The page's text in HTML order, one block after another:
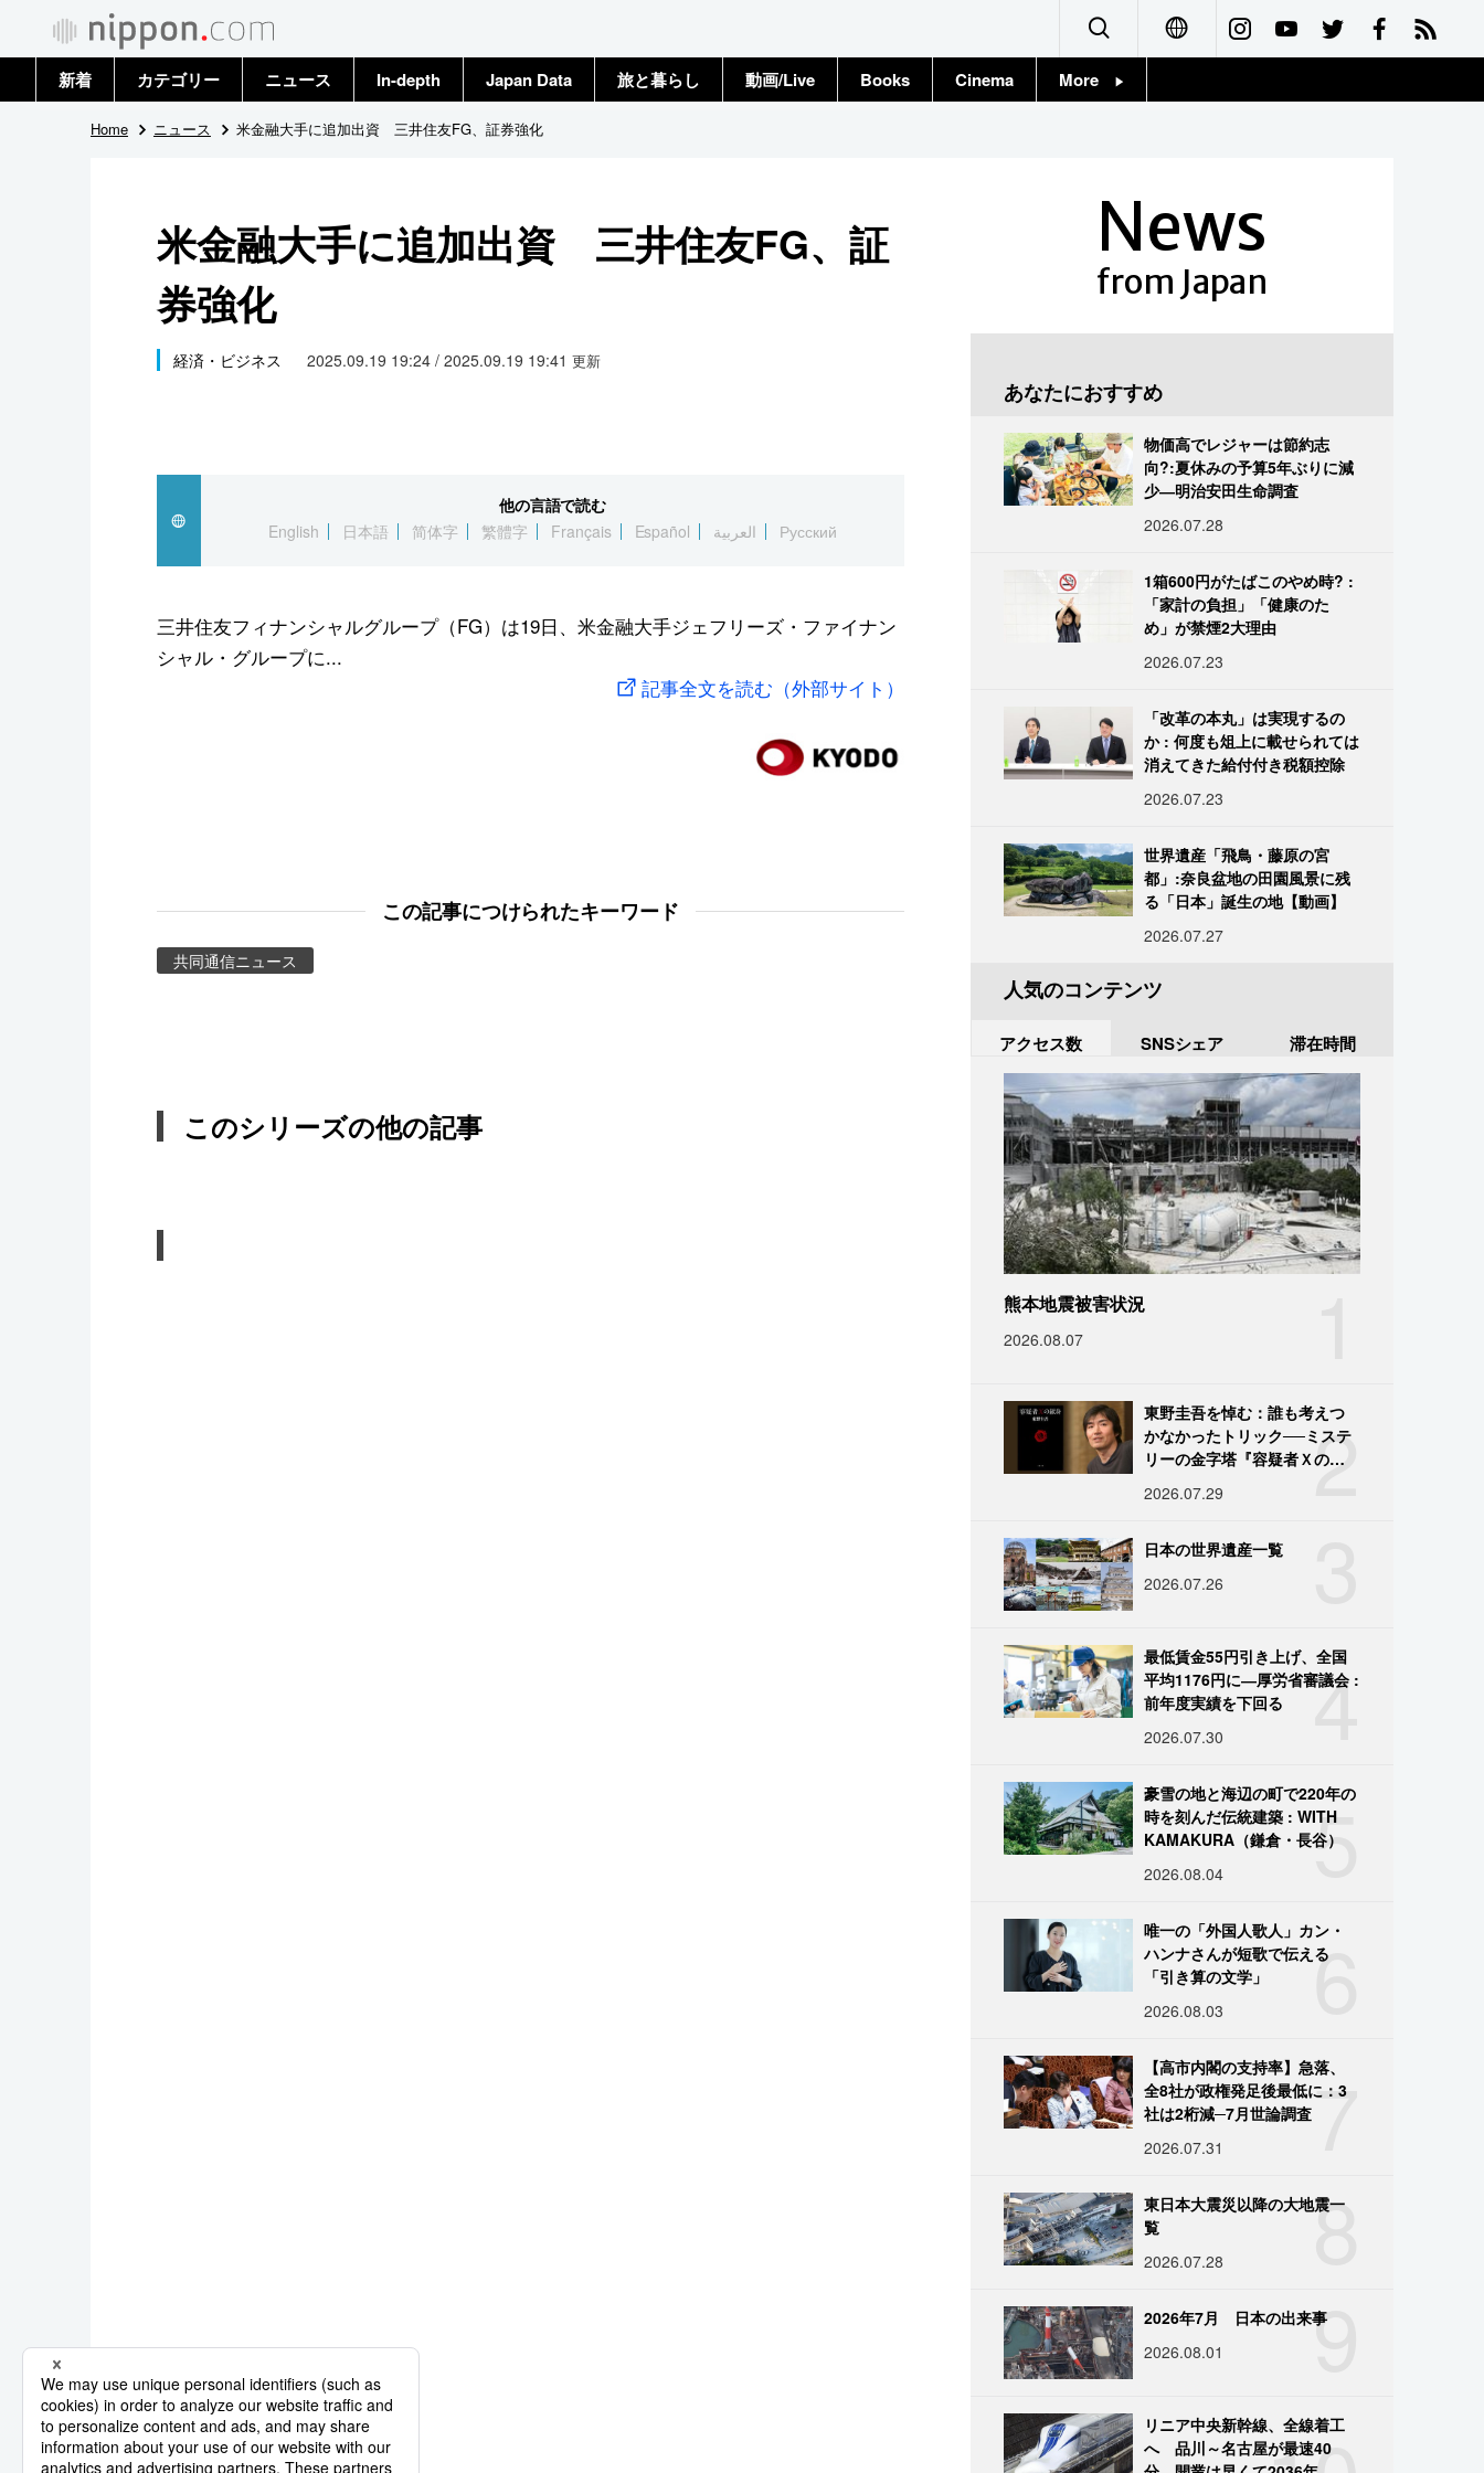
Français
新着 カテゴリー
政治・外交
国際
社会
文化
スポーツ・東京2020
ニュース
トップ
In-depth Japan Data 旅と暮らし 動画/Live Books Cinema More
Home ニュース 米金融大手に追加出資 三井住友FG、証券強化
米金融大手に追加出資 三井住友FG、証
券強化
経済・ビジネス 2025.09.19 19:24 / 2025.09.19 19:41 更新
他の言語で読む
English
日本語 简体字 繁體字 Français Español العربية Русский
三井住友フィナンシャルグループ（FG）は19日、米金融大手ジェフリーズ・ファイナン
シャル・グループに...
記事全文を読む（外部サイト）
この記事につけられたキーワード
共同通信ニュース
このシリーズの他の記事
News
from Japan
あなたにおすすめ
物価高でレジャーは節約志
向?:夏休みの予算5年ぶりに減
少―明治安田生命調査
2026.07.28
1箱600円がたばこのやめ時? :
「家計の負担」「健康のた
め」が禁煙2大理由
2026.07.23
「改革の本丸」は実現するの
か : 何度も俎上に載せられては
消えてきた給付付き税額控除
2026.07.23
世界遺産「飛鳥・藤原の宮
都」:奈良盆地の田園風景に残
る「日本」誕生の地【動画】
2026.07.27
人気のコンテンツ
アクセス数 SNSシェア 滞在時間
熊本地震被害状況
2026.08.07
2
東野圭吾を悼む：誰も考えつ
かなかったトリック──ミステ
リーの金字塔『容疑者Ｘの献
2026.07.29
日本の世界遺産一覧
2026.07.26
4
最低賃金55円引き上げ、全国
平均1176円に―厚労省審議会 :
前年度実績を下回る
2026.07.30
5
豪雪の地と海辺の町で220年の
時を刻んだ伝統建築 : WITH
KAMAKURA（鎌倉・長谷）
2026.08.04
6
唯一の「外国人歌人」カン・
ハンナさんが短歌で伝える
「引き算の文学」
2026.08.03
7
【高市内閣の支持率】急落、
全8社が政権発足後最低に：3
社は2桁減─7月世論調査
2026.07.31
8
東日本大震災以降の大地震一
覧
2026.07.28
9
2026年7月 日本の出来事
2026.08.01
リニア中央新幹線、全線着工
へ 品川～名古屋が最速40